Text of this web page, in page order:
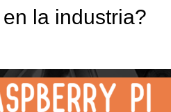
la industria?